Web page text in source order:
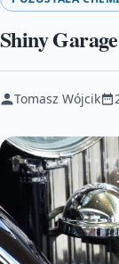
Shiny
Tomasz Wójcik